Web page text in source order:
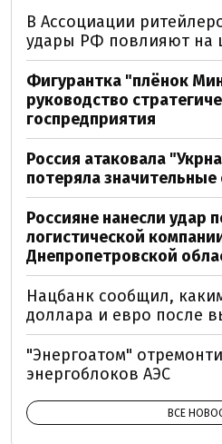
В Ассоциации
удары РФ повлияют на
Фигурантка "плёнок
руководство
госпредприятия
Россия атаковала
потеряла
Россияне нанесли удар
логистической
Днепропетровской
Нацбанк сообщил,
доллара и евро после
"Энергоатом"
энергоблоков АЭС
ВСЕ